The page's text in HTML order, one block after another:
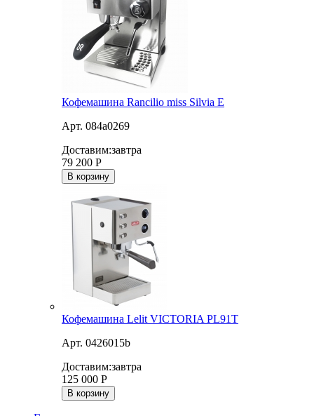
Кофемашина Rancilio miss Silvia E
Арт. 084a0269
Доставим:завтра
79 200 Р
В корзину
Кофемашина Lelit VICTORIA PL91T
Арт. 0426015b
Доставим:завтра
125 000 Р
В корзину